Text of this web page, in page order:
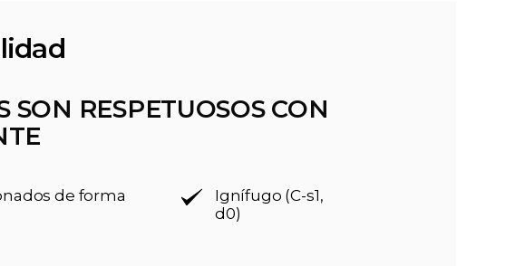
RESPETUOSOS CON
de forma
Ignífugo (C-s1,
d0)